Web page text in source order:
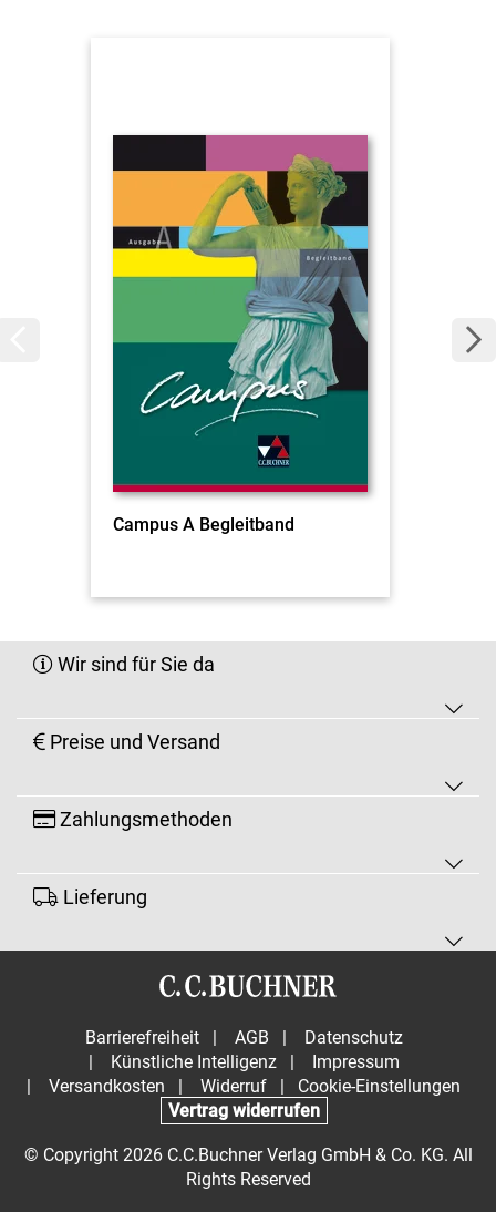
Campus A Begleitband
Wir sind für Sie da
Preise und Versand
Zahlungsmethoden
Lieferung
Barrierefreiheit AGB
Datenschutz
Künstliche Intelligenz
Impressum
Versandkosten Widerruf
Cookie-Einstellungen
Vertrag widerrufen
© Copyright 2026 C.C.Buchner Verlag GmbH & Co. KG. All
Rights Reserved